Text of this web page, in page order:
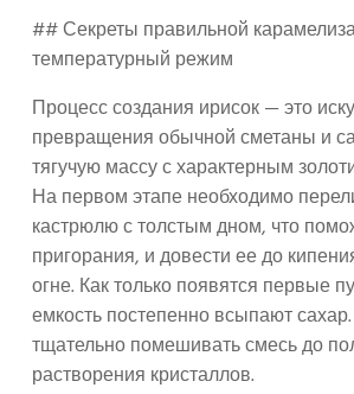
## Секреты правильной
температурный режим
Процесс создания ирисок — это
превращения обычной сметаны и
тягучую массу с характерным
На первом этапе необходимо
кастрюлю с толстым дном, что
пригорания, и довести ее до
огне. Как только появятся первые
емкость постепенно всыпают
тщательно помешивать смесь до
растворения кристаллов.